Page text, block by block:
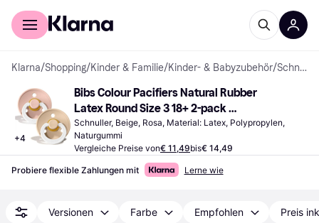
Für Shopper
Klarna/Shopping/Kinder & Familie/Kinder- & Babyzubehör/ Schnuller
+4
Bibs Colour Pacifiers Natural Rubber
Latex Round Size 3 18+ 2-pack
Blush/Vanilla
Schnuller, Beige, Rosa, Material: Latex, Polypropylen,
Naturgummi
Vergleiche Preise von€ 11,49bis€ 14,49
Probiere flexible Zahlungen mit Lerne wie
Versionen Farbe Empfohlen Preis